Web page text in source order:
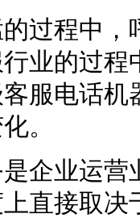
过程中
业的过
服电话
。
企业运
直接取